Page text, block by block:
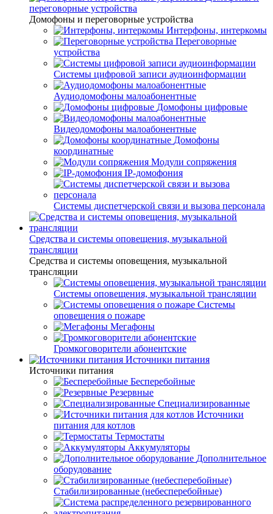
переговорные устройства
Домофоны и переговорные устройства
Интерфоны, интеркомы
Переговорные
устройства
Системы цифровой записи аудиоинформации
Аудиодомофоны малоабонентные
Домофоны цифровые
Видеодомофоны малоабонентные
Домофоны
координатные
Модули сопряжения
IP-домофония
Системы диспетчерской связи и вызова персонала
Средства и системы оповещения, музыкальной
трансляции
Средства и системы оповещения, музыкальной
трансляции
Системы оповещения, музыкальной трансляции
Системы
оповещения о пожаре
Мегафоны
Громкоговорители абонентские
Источники питания
Источники питания
Бесперебойные
Резервные
Специализированные
Источники
питания для котлов
Термостаты
Аккумуляторы
Дополнительное
оборудование
Стабилизированные (небесперебойные)